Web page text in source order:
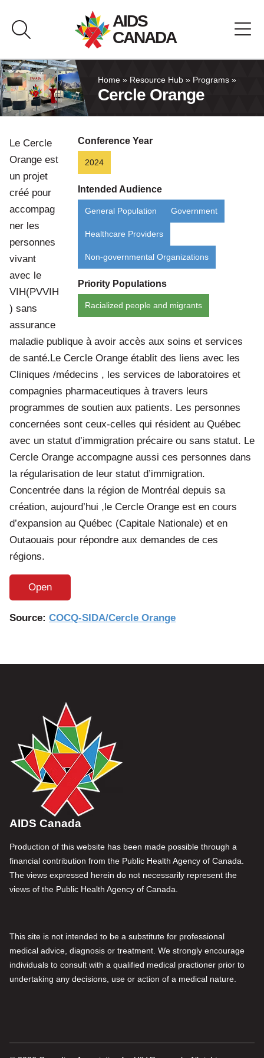
content
AIDS
CANADA
About AIDS Canada
Resource Hub
Canada Pavilion
Contact
Français
Home » Resource Hub » Programs »
Cercle Orange
Conference Year
2024
Intended Audience
General Population Government
Healthcare Providers
Non-governmental Organizations
Priority Populations
Racialized people and migrants
Le Cercle
Orange est
un projet
créé pour
accompag
ner les
personnes
vivant
avec le
VIH(PVVIH
) sans
assurance
maladie publique à avoir accès aux soins et services
de santé.Le Cercle Orange établit des liens avec les
Cliniques /médecins , les services de laboratoires et
compagnies pharmaceutiques à travers leurs
programmes de soutien aux patients. Les personnes
concernées sont ceux-celles qui résident au Québec
avec un statut d’immigration précaire ou sans statut. Le
Cercle Orange accompagne aussi ces personnes dans
la régularisation de leur statut d’immigration.
Concentrée dans la région de Montréal depuis sa
création, aujourd’hui ,le Cercle Orange est en cours
d’expansion au Québec (Capitale Nationale) et en
Outaouais pour répondre aux demandes de ces
régions.
Open
Source: COCQ-SIDA/Cercle Orange
AIDS Canada
Production of this website has been made possible through a
financial contribution from the Public Health Agency of Canada.
The views expressed herein do not necessarily represent the
views of the Public Health Agency of Canada.
This site is not intended to be a substitute for professional
medical advice, diagnosis or treatment. We strongly encourage
individuals to consult with a qualified medical practioner prior to
undertaking any decisions, use or action of a medical nature.